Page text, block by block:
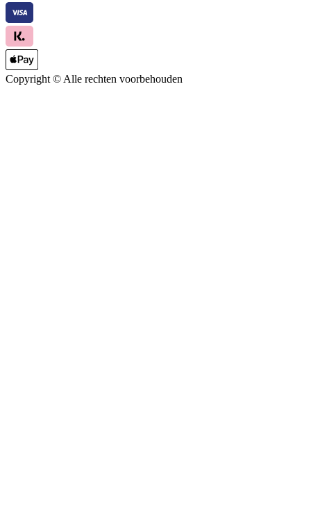
Copyright © Alle rechten voorbehouden